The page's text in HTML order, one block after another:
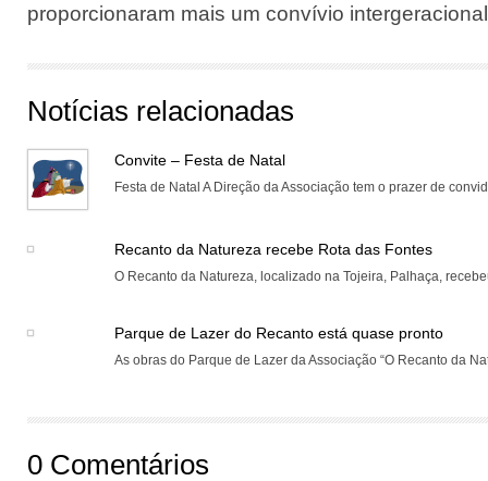
proporcionaram mais um convívio
Notícias relacionadas
Convite – Festa de Natal
Festa de Natal A Direção da Associação tem o prazer de
Recanto da Natureza recebe Rota das Fontes
O Recanto da Natureza, localizado na Tojeira, Palhaça,
Parque de Lazer do Recanto está quase pronto
As obras do Parque de Lazer da Associação “O Recanto da
0 Comentários